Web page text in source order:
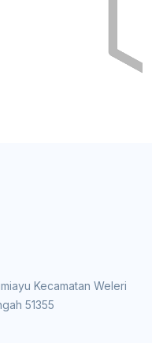
Kecamatan Weleri
51355